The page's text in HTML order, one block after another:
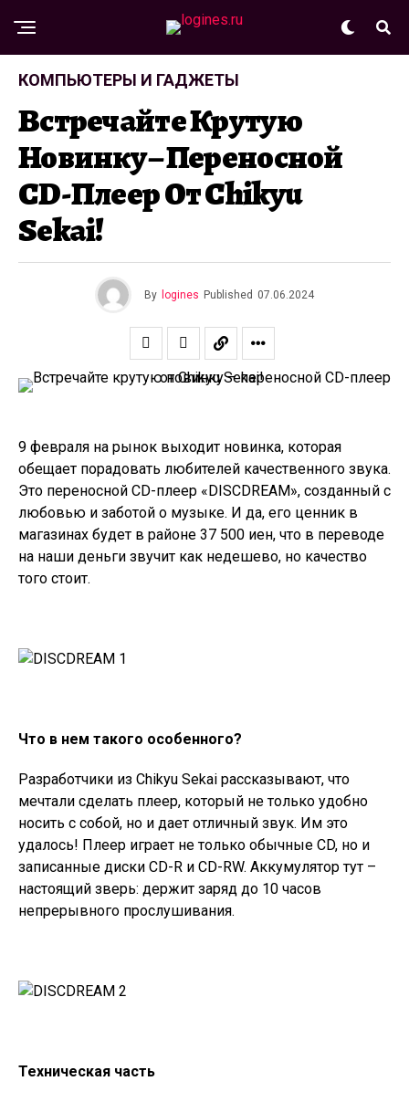
КОМПЬЮТЕРЫ И ГАДЖЕТЫ
Встречайте Крутую
Новинку – Переносной
CD-Плеер От Chikyu
Sekai!
By logines Published 07.06.2024
9 февраля на рынок выходит новинка, которая
обещает порадовать любителей качественного звука.
Это переносной CD-плеер «DISCDREAM», созданный с
любовью и заботой о музыке. И да, его ценник в
магазинах будет в районе 37 500 иен, что в переводе
на наши деньги звучит как недешево, но качество
того стоит.
Что в нем такого особенного?
Разработчики из Chikyu Sekai рассказывают, что
мечтали сделать плеер, который не только удобно
носить с собой, но и дает отличный звук. Им это
удалось! Плеер играет не только обычные CD, но и
записанные диски CD-R и CD-RW. Аккумулятор тут –
настоящий зверь: держит заряд до 10 часов
непрерывного прослушивания.
Техническая часть